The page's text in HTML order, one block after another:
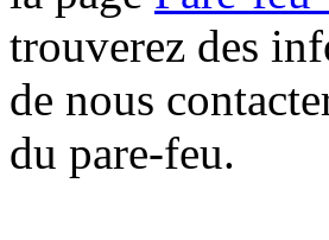
trouverez des
de nous
du pare-feu.